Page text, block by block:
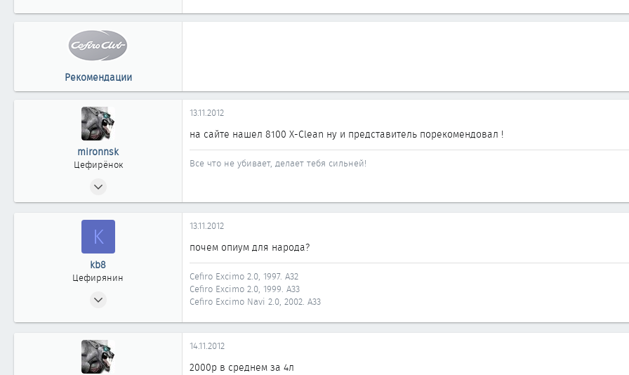
Новосибирск
Рекомендации
mironnsk
Цефирёнок
36
13.11.2012
на сайте нашел 8100 X-Clean ну и представитель порекомендовал !
Все что не убивает, делает тебя сильней!
K
kb8
Цефирянин
13.11.2012
почем опиум для народа?
Cefiro Excimo 2.0, 1997. А32
Cefiro Excimo 2.0, 1999. А33
Cefiro Excimo Navi 2.0, 2002. A33
14.11.2012
2000р в среднем за 4л